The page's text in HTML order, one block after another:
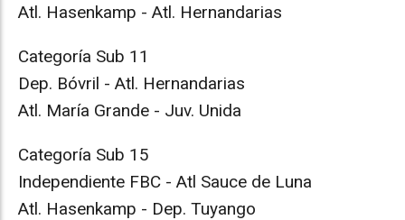
Atl. Hasenkamp - Atl. Hernandarias
Categoría Sub 11
Dep. Bóvril - Atl. Hernandarias
Atl. María Grande - Juv. Unida
Categoría Sub 15
Independiente FBC - Atl Sauce de Luna
Atl. Hasenkamp - Dep. Tuyango